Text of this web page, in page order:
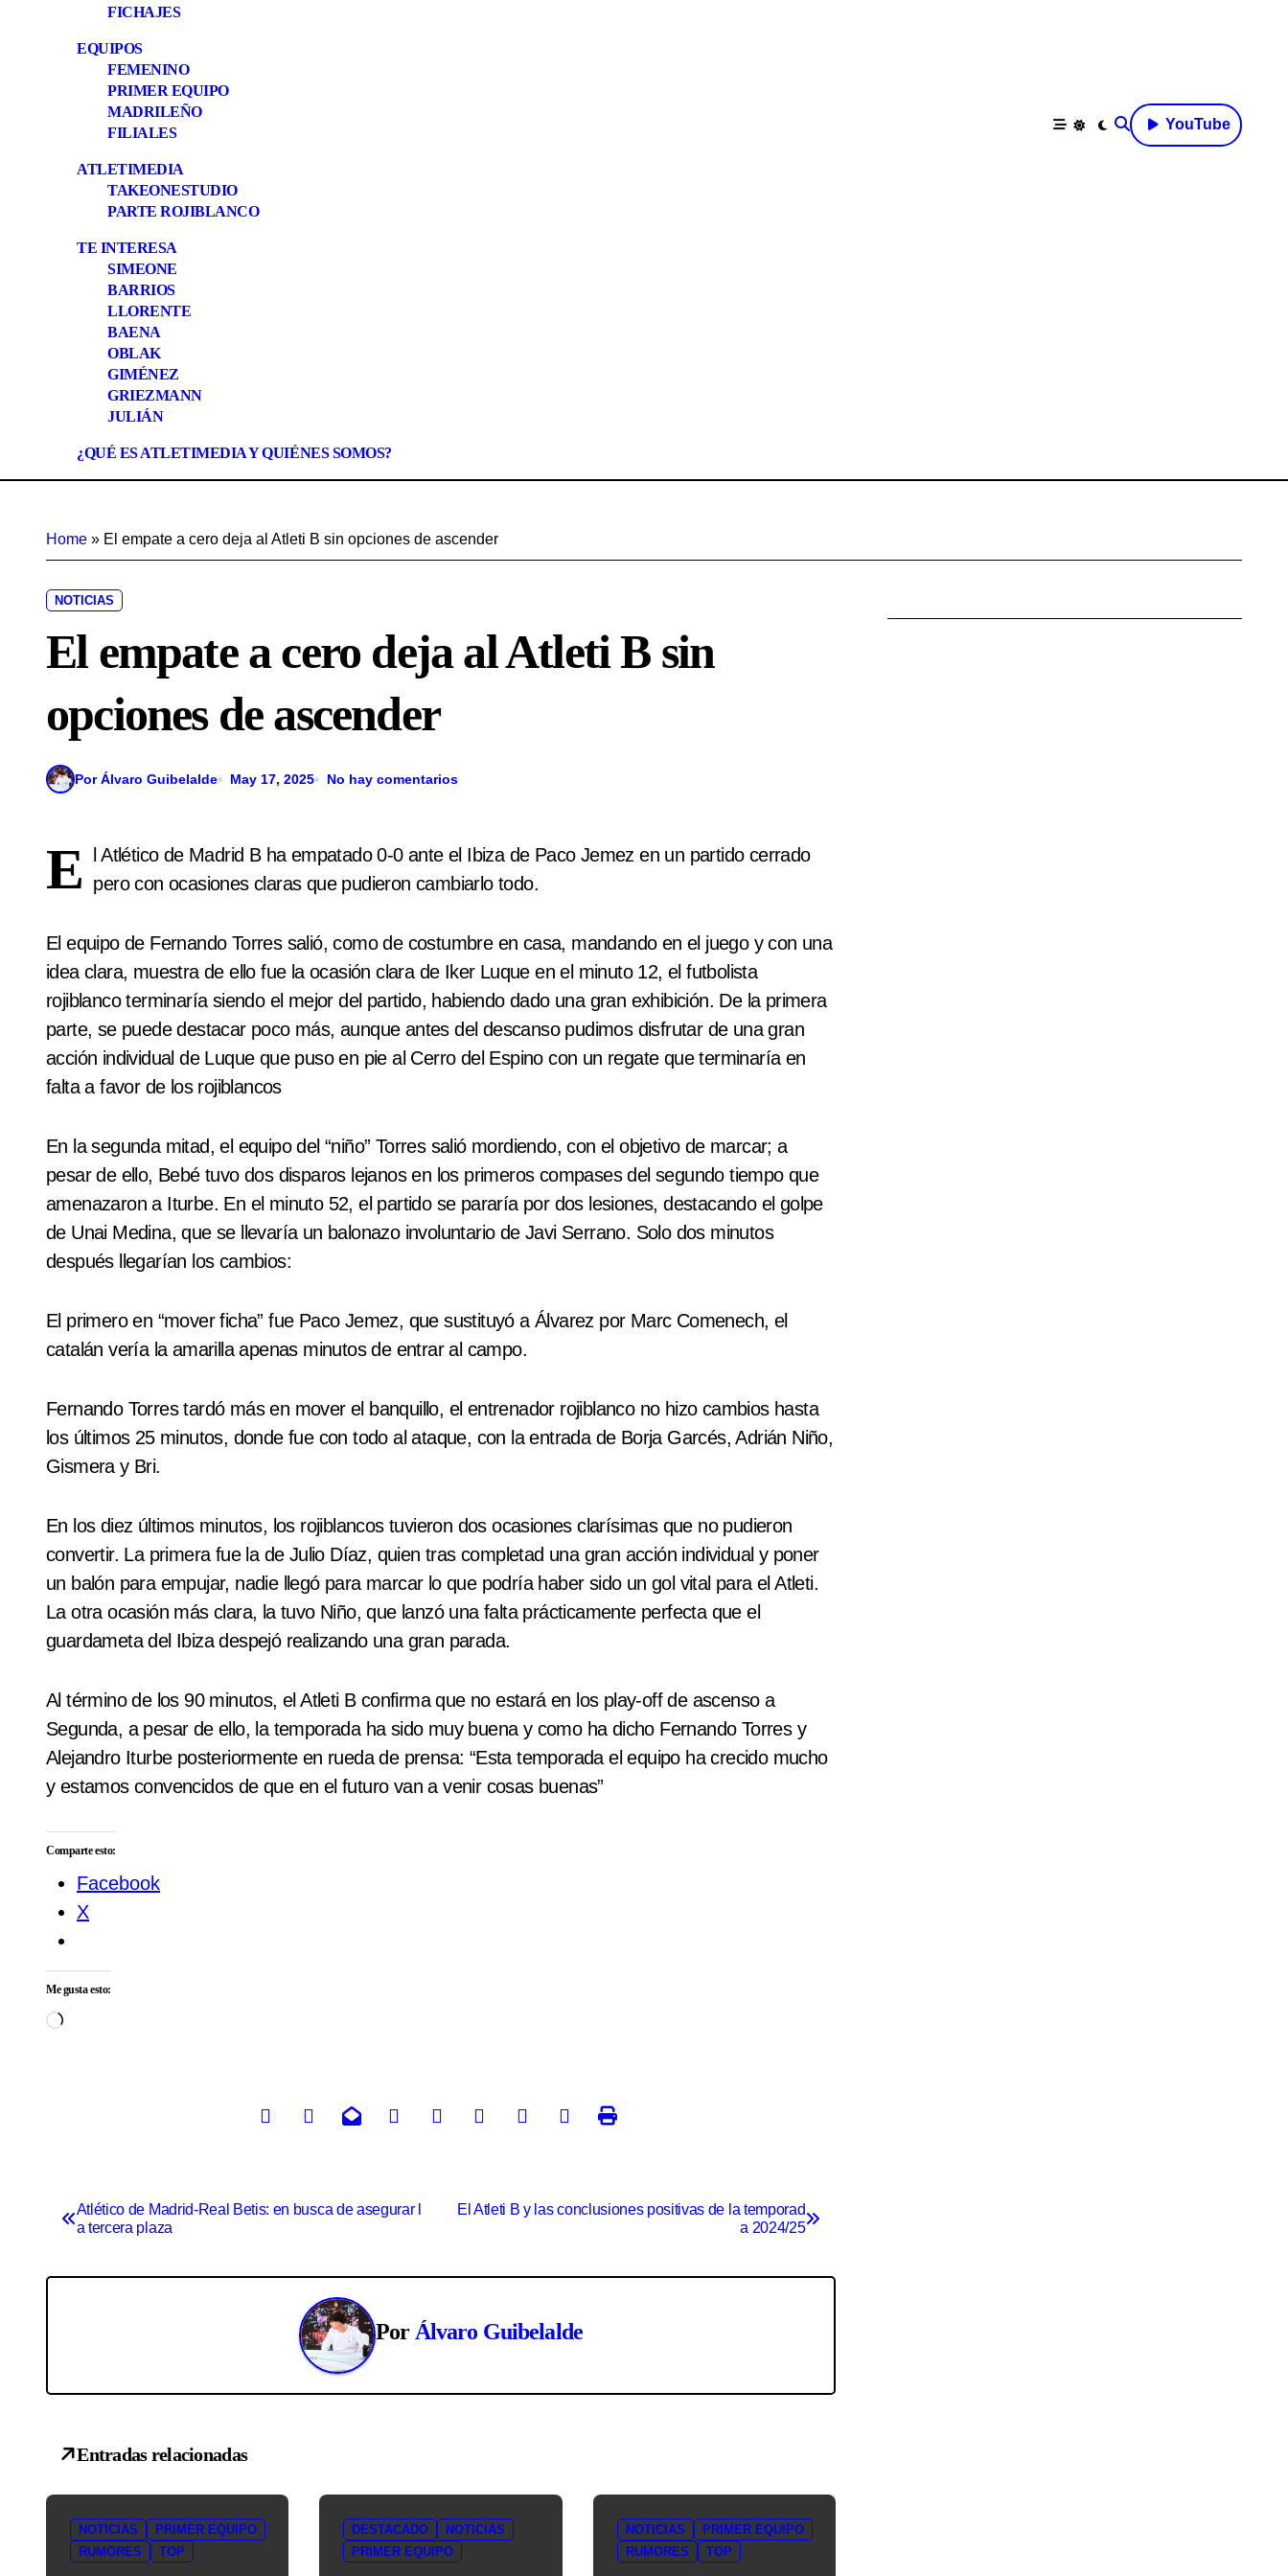
FICHAJES
EQUIPOS
FEMENINO
PRIMER EQUIPO
MADRILEÑO
FILIALES
ATLETIMEDIA
TAKEONESTUDIO
PARTE ROJIBLANCO
TE INTERESA
SIMEONE
BARRIOS
LLORENTE
BAENA
OBLAK
GIMÉNEZ
GRIEZMANN
JULIÁN
¿QUÉ ES ATLETIMEDIA Y QUIÉNES SOMOS?
YouTube
Home » El empate a cero deja al Atleti B sin opciones de ascender
NOTICIAS
El empate a cero deja al Atleti B sin
opciones de ascender
Por Álvaro Guibelalde May 17, 2025 No hay comentarios
E
l Atlético de Madrid B ha empatado 0-0 ante el Ibiza de Paco Jemez en un partido cerrado
pero con ocasiones claras que pudieron cambiarlo todo.
El equipo de Fernando Torres salió, como de costumbre en casa, mandando en el juego y con una
idea clara, muestra de ello fue la ocasión clara de Iker Luque en el minuto 12, el futbolista
rojiblanco terminaría siendo el mejor del partido, habiendo dado una gran exhibición. De la primera
parte, se puede destacar poco más, aunque antes del descanso pudimos disfrutar de una gran
acción individual de Luque que puso en pie al Cerro del Espino con un regate que terminaría en
falta a favor de los rojiblancos
En la segunda mitad, el equipo del “niño” Torres salió mordiendo, con el objetivo de marcar; a
pesar de ello, Bebé tuvo dos disparos lejanos en los primeros compases del segundo tiempo que
amenazaron a Iturbe. En el minuto 52, el partido se pararía por dos lesiones, destacando el golpe
de Unai Medina, que se llevaría un balonazo involuntario de Javi Serrano. Solo dos minutos
después llegarían los cambios:
El primero en “mover ficha” fue Paco Jemez, que sustituyó a Álvarez por Marc Comenech, el
catalán vería la amarilla apenas minutos de entrar al campo.
Fernando Torres tardó más en mover el banquillo, el entrenador rojiblanco no hizo cambios hasta
los últimos 25 minutos, donde fue con todo al ataque, con la entrada de Borja Garcés, Adrián Niño,
Gismera y Bri.
En los diez últimos minutos, los rojiblancos tuvieron dos ocasiones clarísimas que no pudieron
convertir. La primera fue la de Julio Díaz, quien tras completad una gran acción individual y poner
un balón para empujar, nadie llegó para marcar lo que podría haber sido un gol vital para el Atleti.
La otra ocasión más clara, la tuvo Niño, que lanzó una falta prácticamente perfecta que el
guardameta del Ibiza despejó realizando una gran parada.
Al término de los 90 minutos, el Atleti B confirma que no estará en los play-off de ascenso a
Segunda, a pesar de ello, la temporada ha sido muy buena y como ha dicho Fernando Torres y
Alejandro Iturbe posteriormente en rueda de prensa: “Esta temporada el equipo ha crecido mucho
y estamos convencidos de que en el futuro van a venir cosas buenas”
Comparte esto:
Facebook
X
Me gusta esto:
Cargando...
v
a
Atlético de Madrid-Real Betis: en busca de asegurar l
a tercera plaza
El Atleti B y las conclusiones positivas de la temporad
a 2024/25
Por Álvaro Guibelalde
Entradas relacionadas
NOTICIAS
PRIMER EQUIPO
RUMORES
TOP
DESTACADO
NOTICIAS
PRIMER EQUIPO
NOTICIAS
PRIMER EQUIPO
RUMORES
TOP